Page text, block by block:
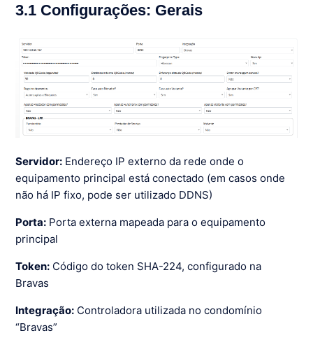
3.1 Configurações: Gerais
Servidor: Endereço IP externo da rede onde o
equipamento principal está conectado (em casos onde
não há IP fixo, pode ser utilizado DDNS)
Porta: Porta externa mapeada para o equipamento
principal
Token: Código do token SHA-224, configurado na
Bravas
Integração: Controladora utilizada no condomínio
“Bravas”